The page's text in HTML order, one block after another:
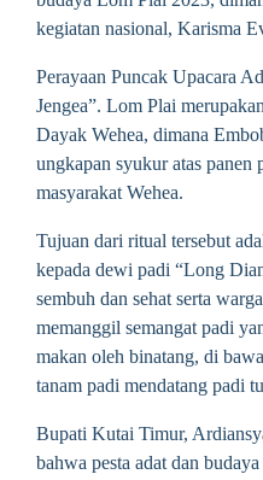
kegiatan nasional, Karisma
Perayaan Puncak Upacara
Jengea”. Lom Plai
Dayak Wehea, dimana
ungkapan syukur atas panen
masyarakat Wehea.
Tujuan dari ritual tersebut
kepada dewi padi “Long
sembuh dan sehat serta
memanggil semangat padi
makan oleh binatang, di
tanam padi mendatang padi
Bupati Kutai Timur,
bahwa pesta adat dan